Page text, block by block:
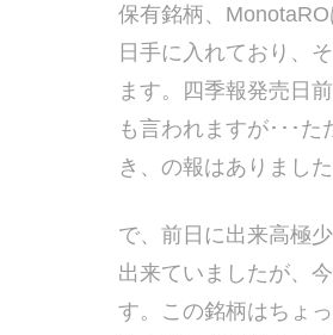
保有銘柄、
日手に入れており、
ます。四季報発売日
も言われますが･･･
き、の報はありました
で、前日に出来高極
出来ていましたが、
す。この銘柄はちょ